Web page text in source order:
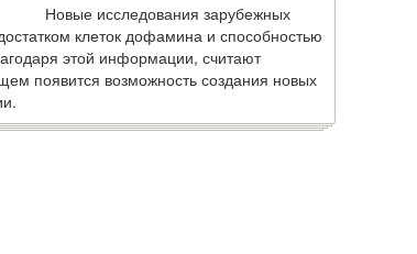
Новые исследования зарубежных
клеток дофамина и способностью
этой информации, считают
появится возможность создания новых